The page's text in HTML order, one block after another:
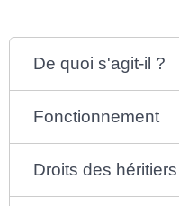
De quoi s'agit-il ?
Fonctionnement
Droits des héritiers